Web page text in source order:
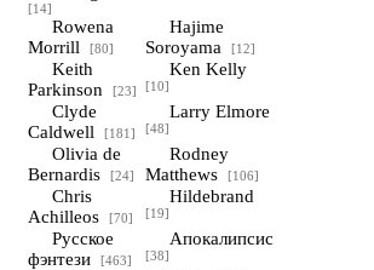
[14]
Rowena
Morrill
[80]
Hajime
Soroyama
[12]
Keith
Parkinson
[23]
Ken Kelly
[10]
Clyde
Caldwell
[181]
Larry Elmore
[48]
Olivia de
Bernardis
[24]
Rodney
Matthews
[106]
Chris
Achilleos
[70]
Hildebrand
[19]
Русское
фэнтези
[463]
Апокалипсис
[38]